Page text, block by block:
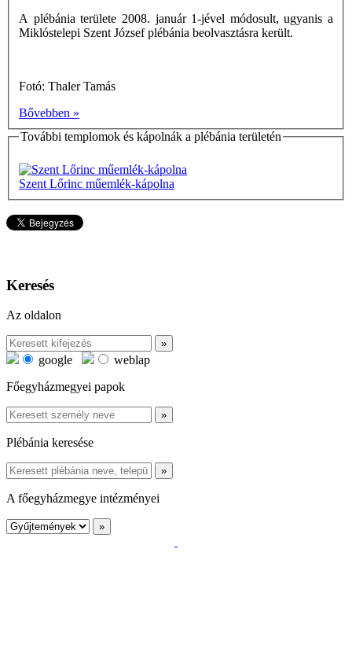
A plébánia területe 2008. január 1-jével módosult, ugyanis a
Miklóstelepi Szent József plébánia beolvasztásra került.
Fotó: Thaler Tamás
Bővebben »
További templomok és kápolnák a plébánia területén
Szent Lőrinc műemlék-kápolna
Keresés
Az oldalon
google
weblap
Főegyházmegyei papok
Plébánia keresése
A főegyházmegye intézményei